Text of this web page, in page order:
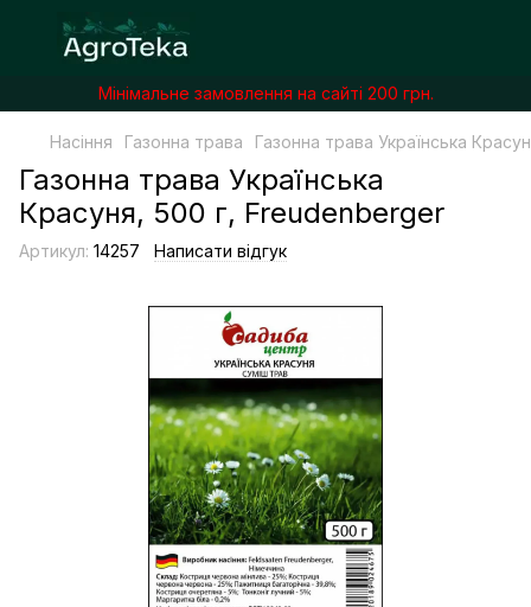
Мінімальне замовлення на сайті 200 грн.
Насіння Газонна трава Газонна трава Українська
Газонна трава Українська
Красуня, 500 г, Freudenberger
Артикул: 14257 Написати відгук